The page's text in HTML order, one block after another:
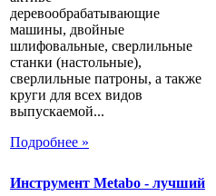
деревообрабатывающие
машины, двойные
шлифовальные, сверлильные
станки (настольные),
сверлильные патроны, а также
круги для всех видов
выпускаемой...
Подробнее »
Инструмент Metabo - лучший